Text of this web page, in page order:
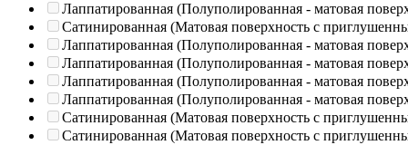
Лаппатированная (Полуполированная - матовая
Сатинированная (Матовая поверхность с
Лаппатированная (Полуполированная - матовая
Лаппатированная (Полуполированная - матовая
Лаппатированная (Полуполированная - матовая
Лаппатированная (Полуполированная - матовая
Сатинированная (Матовая поверхность с
Сатинированная (Матовая поверхность с